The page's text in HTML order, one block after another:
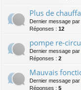
Plus de
Dernier message par
Réponses : 12
pompe re-
Dernier message par
Réponses : 2
Mauvais
Dernier message par
Réponses : 5